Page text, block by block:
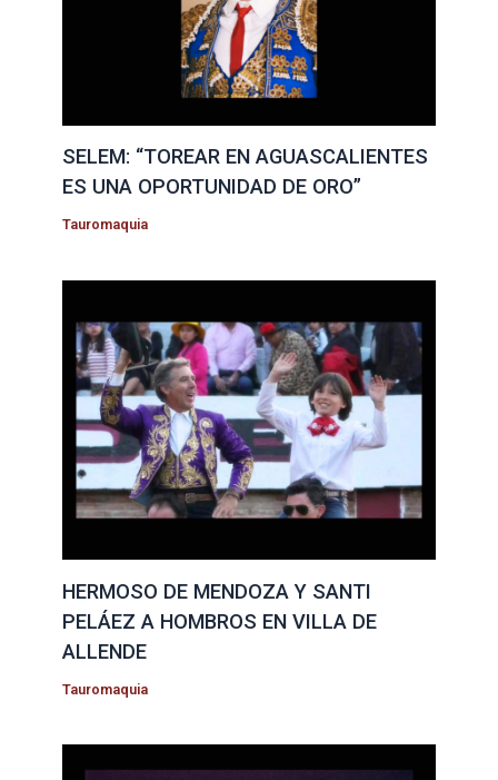
SELEM: “TOREAR EN AGUASCALIENTES
ES UNA OPORTUNIDAD DE ORO”
Tauromaquia
HERMOSO DE MENDOZA Y SANTI
PELÁEZ A HOMBROS EN VILLA DE
ALLENDE
Tauromaquia